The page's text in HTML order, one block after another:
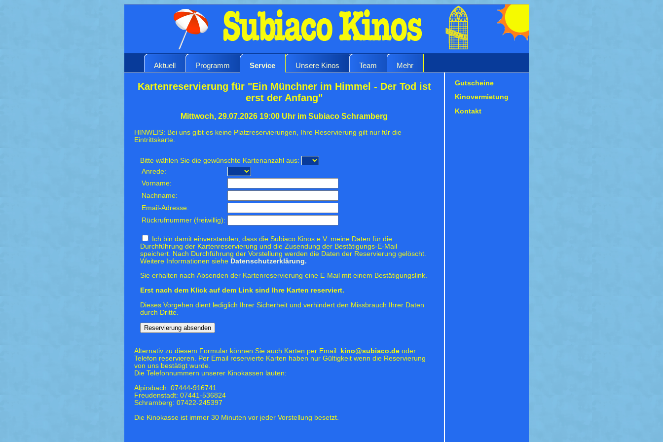
Aktuell Programm Service Unsere Kinos Team Mehr
Kartenreservierung für "Ein Münchner im Himmel - Der Tod ist
erst der Anfang"
Mittwoch, 29.07.2026 19:00 Uhr im Subiaco Schramberg
HINWEIS: Bei uns gibt es keine Platzreservierungen, Ihre Reservierung gilt nur für die
Eintrittskarte.
Bitte wählen Sie die gewünschte Kartenanzahl aus:
Anrede:
Vorname:
Nachname:
Email-Adresse:
Rückrufnummer (freiwillig):
Ich bin damit einverstanden, dass die Subiaco Kinos e.V. meine Daten für die
Durchführung der Kartenreservierung und die Zusendung der Bestätigungs-E-Mail
speichert. Nach Durchführung der Vorstellung werden die Daten der Reservierung gelöscht.
Weitere Informationen siehe Datenschutzerklärung.
Sie erhalten nach Absenden der Kartenreservierung eine E-Mail mit einem Bestätigungslink.
Erst nach dem Klick auf dem Link sind Ihre Karten reserviert.
Dieses Vorgehen dient lediglich Ihrer Sicherheit und verhindert den Missbrauch Ihrer Daten
durch Dritte.
Alternativ zu diesem Formular können Sie auch Karten per Email: kino@subiaco.de oder
Telefon reservieren. Per Email reservierte Karten haben nur Gültigkeit wenn die Reservierung
von uns bestätigt wurde.
Die Telefonnummern unserer Kinokassen lauten:
Alpirsbach: 07444-916741
Freudenstadt: 07441-536824
Schramberg: 07422-245397
Die Kinokasse ist immer 30 Minuten vor jeder Vorstellung besetzt.
Gutscheine
Kinovermietung
Kontakt